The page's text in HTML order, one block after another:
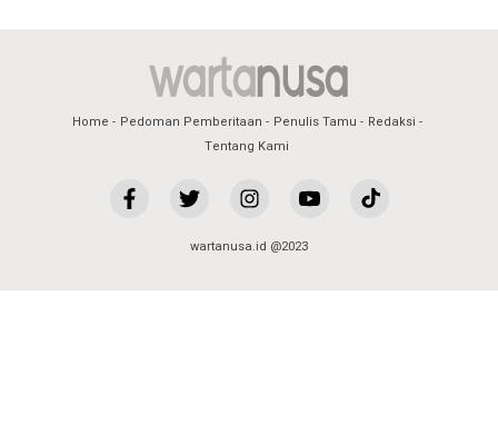
Home Pedoman Pemberitaan Penulis Tamu
Redaksi
Tentang Kami
wartanusa.id @2023